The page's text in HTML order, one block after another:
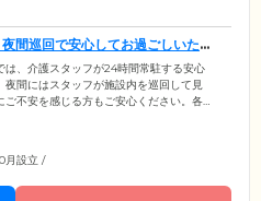
間巡回で安心してお過ごしいた
は、介護スタッフが24時間常駐する安心
間にはスタッフが施設内を巡回して見
不安を感じる方もご安心ください。各
ます。さらに近隣の医療機関との連携
サービスも行いますのでご利用くださ
居者様のイキイキとした毎日をサポー
月設立 /